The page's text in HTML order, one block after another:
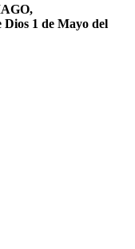
Dios 1 de Mayo del